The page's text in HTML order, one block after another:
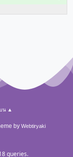
น ▲
by Webtiryaki
queries.